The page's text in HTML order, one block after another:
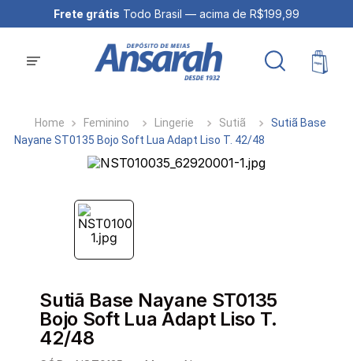
Frete grátis Todo Brasil — acima de R$199,99
Feminino Lingerie Sutiã
Sutiã Base
Nayane ST0135 Bojo Soft Lua Adapt Liso T. 42/48
Sutiã Base Nayane ST0135
Bojo Soft Lua Adapt Liso T.
42/48